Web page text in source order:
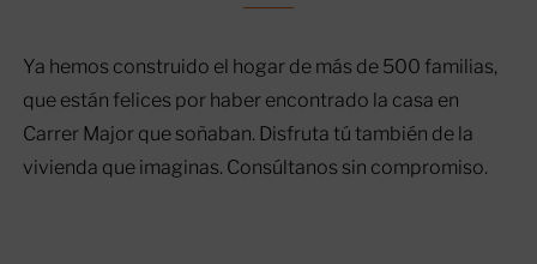
Ya hemos construido el hogar de más de 500 familias,
que están felices por haber encontrado la casa en
Carrer Major que soñaban. Disfruta tú también de la
vivienda que imaginas. Consúltanos sin compromiso.